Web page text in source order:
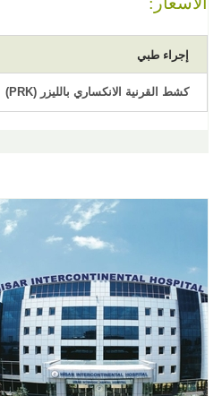
إجراء طبي
كشط القرنية الانكساري بالليزر (PRK)